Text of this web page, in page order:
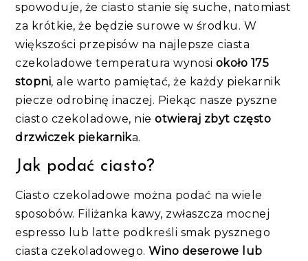
spowoduje, że ciasto stanie się suche, natomiast
za krótkie, że będzie surowe w środku. W
większości przepisów na najlepsze ciasta
czekoladowe temperatura wynosi około 175
stopni, ale warto pamiętać, że każdy piekarnik
piecze odrobinę inaczej. Piekąc nasze pyszne
ciasto czekoladowe, nieotwieraj zbyt często
drzwiczek piekarnika.
Jak podać ciasto?
Ciasto czekoladowe można podać na wiele
sposobów. Filiżanka kawy, zwłaszcza mocnej
espresso lub latte podkreśli smak pysznego
ciasta czekoladowego.Wino deserowe lub